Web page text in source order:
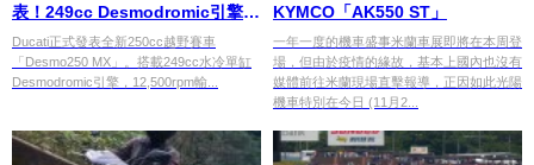
表！249cc Desmodromic引擎最
高15,000rpm×循跡控制×預測性
維護，越野250cc新標竿
Ducati正式發表全新250cc越野賽車
「Desmo250 MX」。搭載249cc水冷單缸
Desmodromic引擎，12,500rpm輸...
KYMCO「AK550 ST」
一年一度的機車盛事米蘭車展即將在本周登
場，但由於疫情的緣故，基本上國內也沒有
媒體前往米蘭現場直擊報導，正因如此光陽
機車特別在今日 (11月2...